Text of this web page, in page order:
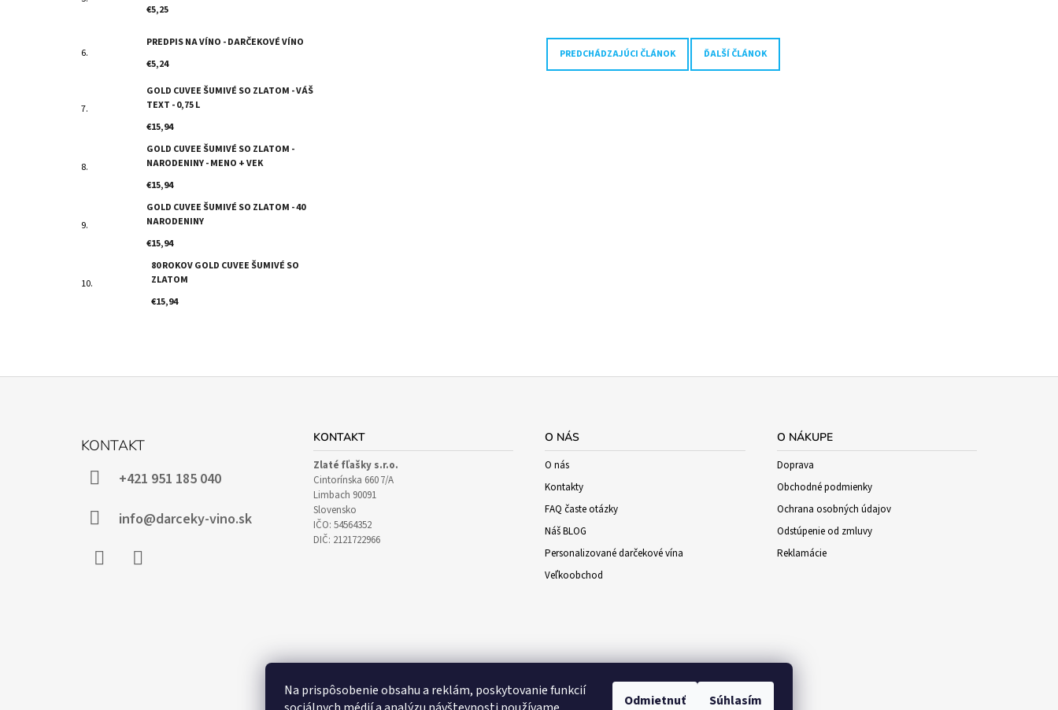
Na prispôsobenie obsahu a reklám, poskytovanie funkcií
Odmietnuť Súhlasím
€5,25
PREDPIS NA VÍNO - DARČEKOVÉ VÍNO
€5,24
GOLD CUVEE ŠUMIVÉ SO ZLATOM - VÁŠ
TEXT - 0,75 L
€15,94
GOLD CUVEE ŠUMIVÉ SO ZLATOM -
NARODENINY - MENO + VEK
€15,94
GOLD CUVEE ŠUMIVÉ SO ZLATOM - 40
NARODENINY
€15,94
80 ROKOV GOLD CUVEE ŠUMIVÉ SO
ZLATOM
€15,94
PREDCHÁDZAJÚCI ČLÁNOK ĎALŠÍ ČLÁNOK
KONTAKT
+421 951 185 040
info@darceky-vino.sk
KONTAKT
Zlaté fľašky s.r.o.
Cintorínska 660 7/A
Limbach 90091
Slovensko
IČO: 54564352
DIČ: 2121722966
O NÁS
O nás
Kontakty
FAQ časte otázky
Náš BLOG
Personalizované darčekové vína
Veľkoobchod
O NÁKUPE
Doprava
Obchodné podmienky
Ochrana osobných údajov
Odstúpenie od zmluvy
Reklamácie